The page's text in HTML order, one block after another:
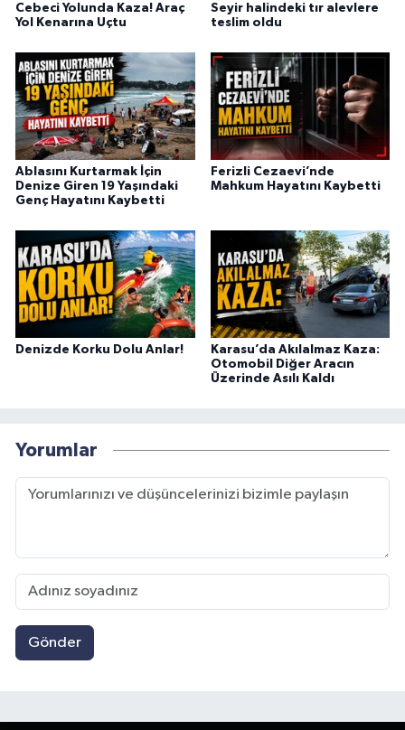
Cebeci Yolunda Kaza! Araç
Yol Kenarına Uçtu
Seyir halindeki tır alevlere
teslim oldu
Ablasını Kurtarmak İçin
Denize Giren 19 Yaşındaki
Genç Hayatını Kaybetti
Ferizli Cezaevi’nde
Mahkum Hayatını Kaybetti
Denizde Korku Dolu Anlar!
Karasu’da Akılalmaz Kaza:
Otomobil Diğer Aracın
Üzerinde Asılı Kaldı
Yorumlar
Gönder